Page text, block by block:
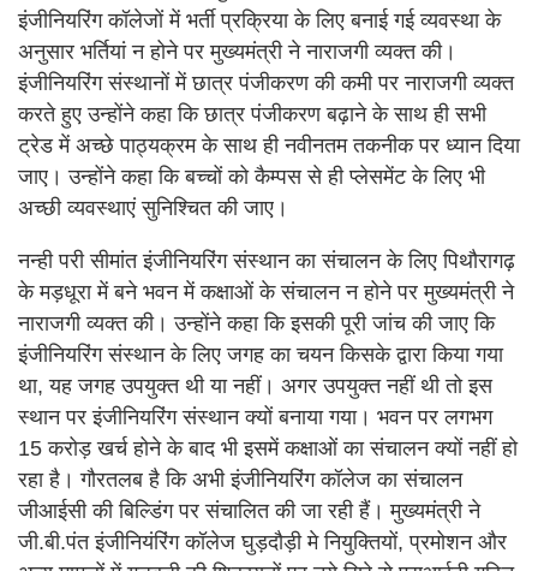
इंजीनियरिंग कॉलेजों में भर्ती प्रक्रिया के लिए बनाई गई व्यवस्था के
अनुसार भर्तियां न होने पर मुख्यमंत्री ने नाराजगी व्यक्त की।
इंजीनियरिंग संस्थानों में छात्र पंजीकरण की कमी पर नाराजगी व्यक्त
करते हुए उन्होंने कहा कि छात्र पंजीकरण बढ़ाने के साथ ही सभी
ट्रेड में अच्छे पाठ्यक्रम के साथ ही नवीनतम तकनीक पर ध्यान दिया
जाए। उन्होंने कहा कि बच्चों को कैम्पस से ही प्लेसमेंट के लिए भी
अच्छी व्यवस्थाएं सुनिश्चित की जाए।
नन्ही परी सीमांत इंजीनियरिंग संस्थान का संचालन के लिए पिथौरागढ़
के मड़धूरा में बने भवन में कक्षाओं के संचालन न होने पर मुख्यमंत्री ने
नाराजगी व्यक्त की। उन्होंने कहा कि इसकी पूरी जांच की जाए कि
इंजीनियरिंग संस्थान के लिए जगह का चयन किसके द्वारा किया गया
था, यह जगह उपयुक्त थी या नहीं। अगर उपयुक्त नहीं थी तो इस
स्थान पर इंजीनियरिंग संस्थान क्यों बनाया गया। भवन पर लगभग
15 करोड़ खर्च होने के बाद भी इसमें कक्षाओं का संचालन क्यों नहीं हो
रहा है। गौरतलब है कि अभी इंजीनियरिंग कॉलेज का संचालन
जीआईसी की बिल्डिंग पर संचालित की जा रही हैं। मुख्यमंत्री ने
जी.बी.पंत इंजीनियंरिंग कॉलेज घुड़दौड़ी मे नियुक्तियों, प्रमोशन और